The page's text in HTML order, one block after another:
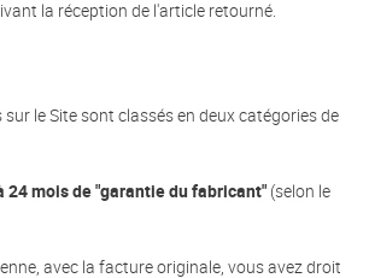
la réception de l'article retourné.
le Site sont classés en deux catégories de
24 mois de "garantie du fabricant" (selon le
avec la facture originale, vous avez droit